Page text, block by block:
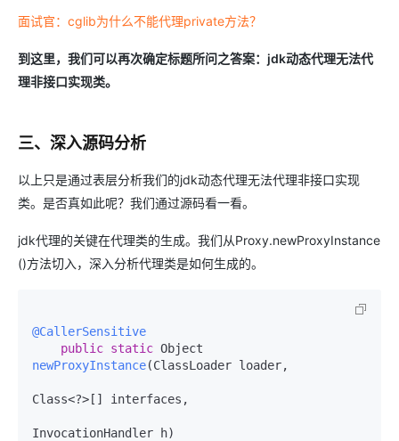
面试官：cglib为什么不能代理private方法？
到这里，我们可以再次确定标题所问之答案：jdk动态代理无法代
理非接口实现类。
三、深入源码分析
以上只是通过表层分析我们的jdk动态代理无法代理非接口实现
类。是否真如此呢？我们通过源码看一看。
jdk代理的关键在代理类的生成。我们从Proxy.newProxyInstance
()方法切入，深入分析代理类是如何生成的。
@CallerSensitive
public static
newProxyInstance(ClassLoader loader,
Class<?>[] interfaces,
InvocationHandler h)